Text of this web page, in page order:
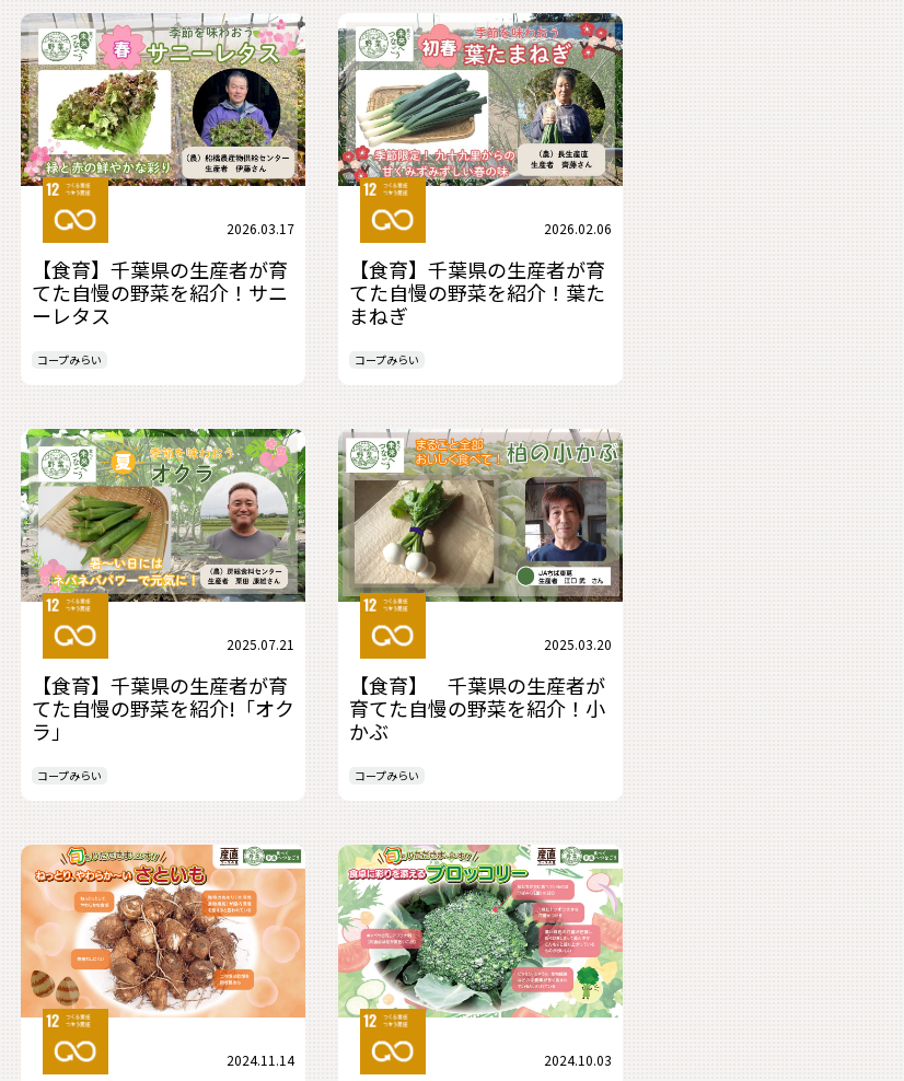
2026.03.17
【食育】千葉県の生産者が育
てた自慢の野菜を紹介！サニ
ーレタス
コープみらい
2026.02.06
【食育】千葉県の生産者が育
てた自慢の野菜を紹介！葉た
まねぎ
コープみらい
2025.07.21
【食育】千葉県の生産者が育
てた自慢の野菜を紹介!「オク
ラ」
コープみらい
2025.03.20
【食育】 千葉県の生産者が
育てた自慢の野菜を紹介！小
かぶ
コープみらい
2024.11.14 2024.10.03